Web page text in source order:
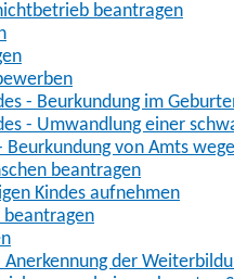
beantragen
- Beurkundung im
- Umwandlung einer
von Amts
beantragen
Kindes aufnehmen
beantragen
der